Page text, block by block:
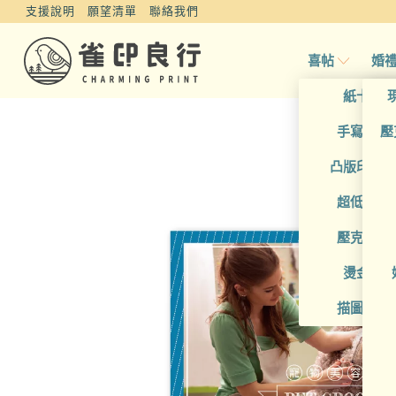
支援說明 願望清單 聯絡我們
喜帖
紙卡喜帖
手寫風喜
凸版印刷
超低價喜
壓克力喜
燙金喜帖
描圖紙喜
婚